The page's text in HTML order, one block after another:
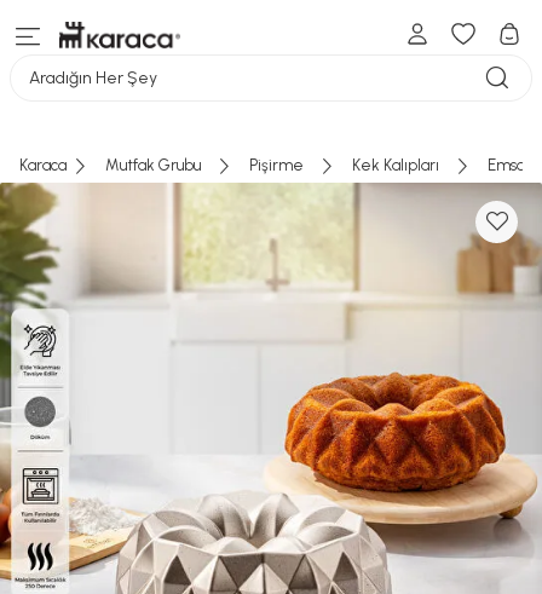
Aradığın Her Şey
Karaca Mutfak Grubu Pişirme Kek Kalıpları Emsan